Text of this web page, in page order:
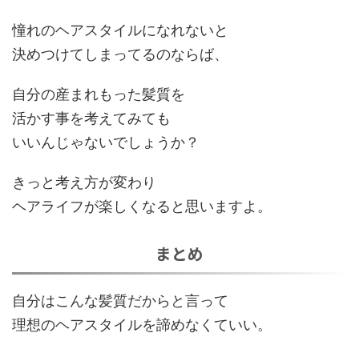
憧れのヘアスタイルになれないと
決めつけてしまってるのならば、
自分の産まれもった髪質を
活かす事を考えてみても
いいんじゃないでしょうか？
きっと考え方が変わり
ヘアライフが楽しくなると思いますよ。
まとめ
自分はこんな髪質だからと言って
理想のヘアスタイルを諦めなくていい。